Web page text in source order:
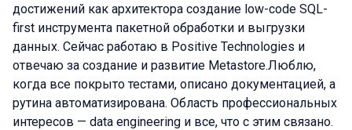
достижений как архитектора создание low-code SQL-
first инструмента пакетной обработки и выгрузки
данных. Сейчас работаю в Positive Technologies и
отвечаю за создание и развитие Metastore.Люблю,
когда все покрыто тестами, описано документацией, а
рутина автоматизирована. Область профессиональных
интересов — data engineering и все, что с этим связано.